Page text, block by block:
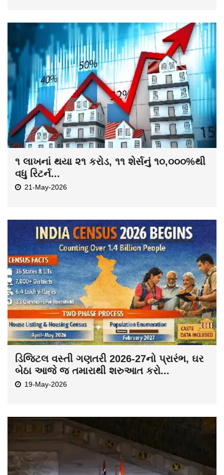
૧ લાખનાં થયા ૨૧ કરોડ, ૧૧ શેર્સનું ૧૦,૦૦૦%થી
વધુ રિટર્ન...
21-May-2026
ડિજિટલ વસ્તી ગણતરી 2026-27નો પ્રારંભ, ઘર
બેઠા આજે જ તમારાથી શરુઆત કરો...
19-May-2026